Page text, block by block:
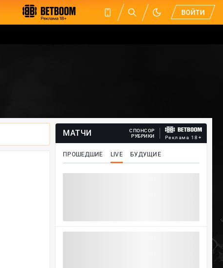
ВОЙТИ
МАТЧИ
СПОНСОР
РУБРИКИ
Реклама 18+
ПРОШЕДШИЕ LIVE БУДУЩИЕ